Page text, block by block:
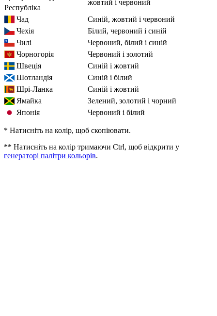
Республіка
жовтий і червоний
Чад
синій, жовтий і червоний
Чехія
білий, червоний і синій
Чилі
червоний, білий і синій
Чорногорія
червоний і золотий
Швеція
синій і жовтий
Шотландія
синій і білий
Шрі-Ланка
синій і жовтий
Ямайка
зелений, золотий і чорний
Японія
червоний і білий
* Натисніть на колір, щоб скопіювати.
** Натисніть на колір тримаючи Ctrl, щоб відкрити у
генераторі палітри кольорів.